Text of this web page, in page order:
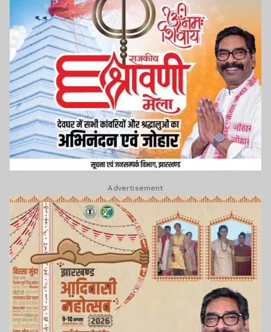
Advertisement